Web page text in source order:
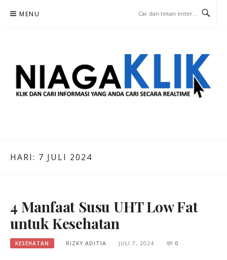
MENU
HARI: 7 JULI 2024
4 Manfaat Susu UHT Low Fat
untuk Kesehatan
KESEHATAN RIZKY ADITIA JULI 7, 2024 0